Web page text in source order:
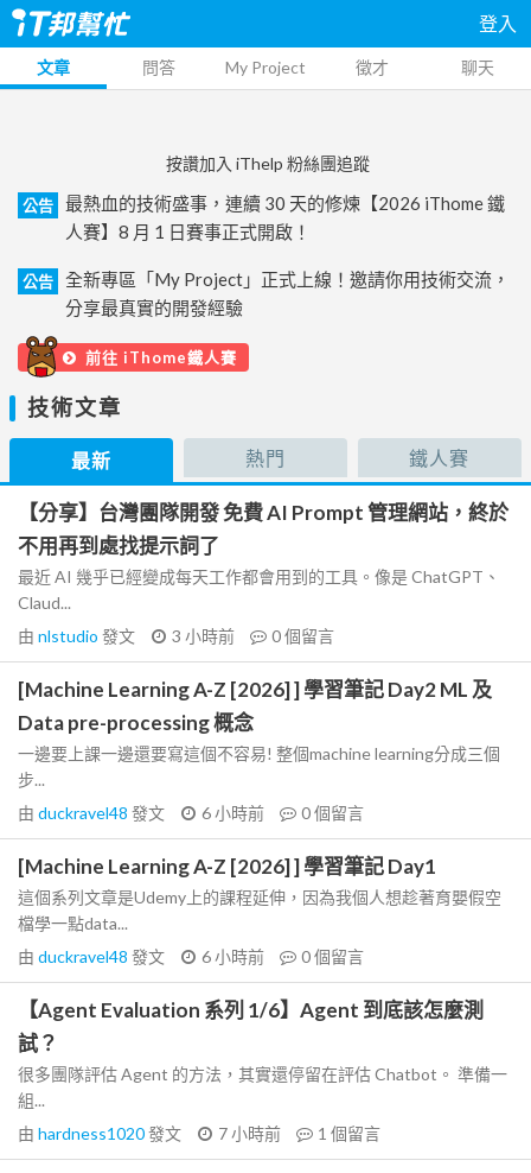
登入
文章 問答 My Project 徵才 聊天
按讚加入 iThelp 粉絲團追蹤
公告
最熱血的技術盛事，連續 30 天的修煉【2026 iThome 鐵
人賽】8 月 1 日賽事正式開啟！
公告
全新專區「My Project」正式上線！邀請你用技術交流，
分享最真實的開發經驗
前往 iThome鐵人賽
技術文章
最新 熱門 鐵人賽
【分享】台灣團隊開發 免費 AI Prompt 管理網站，終於
不用再到處找提示詞了
最近 AI 幾乎已經變成每天工作都會用到的工具。像是 ChatGPT、
Claud...
由 nlstudio 發文 3 小時前 0個留言
[Machine Learning A-Z [2026] ] 學習筆記 Day2 ML 及
Data pre-processing 概念
一邊要上課一邊還要寫這個不容易! 整個machine learning分成三個
步...
由 duckravel48 發文 6 小時前 0個留言
[Machine Learning A-Z [2026] ] 學習筆記 Day1
這個系列文章是Udemy上的課程延伸，因為我個人想趁著育嬰假空
檔學一點data...
由 duckravel48 發文 6 小時前 0個留言
【Agent Evaluation 系列 1/6】Agent 到底該怎麼測
試？
很多團隊評估 Agent 的方法，其實還停留在評估 Chatbot。 準備一
組...
由 hardness1020發文 7 小時前 1 個留言